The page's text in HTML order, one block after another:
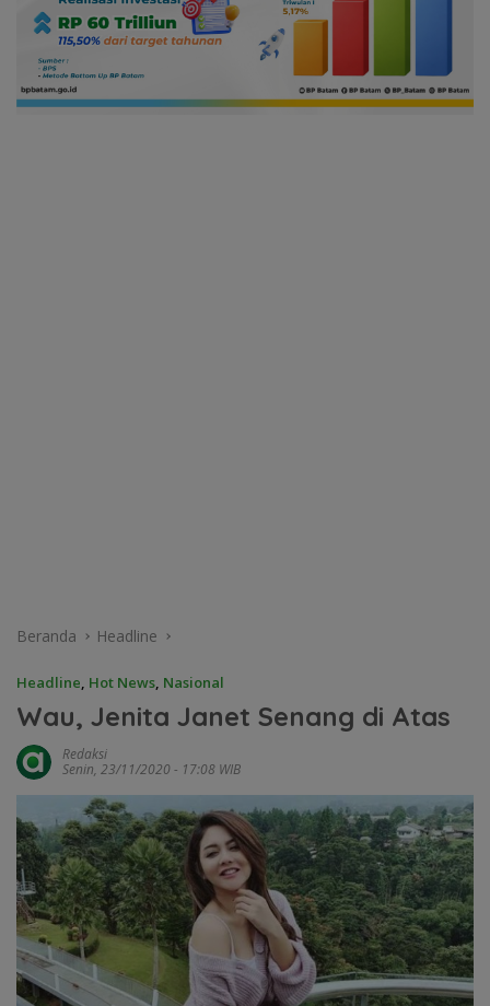
Beranda Headline
Headline, Hot News, Nasional
Wau, Jenita Janet Senang di Atas
Redaksi
Senin, 23/11/2020 - 17:08 WIB